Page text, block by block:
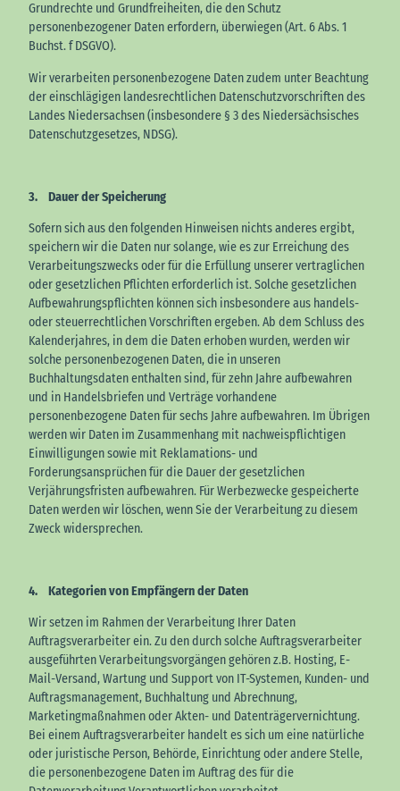
Grundrechte und Grundfreiheiten, die den Schutz
personenbezogener Daten erfordern, überwiegen (Art. 6 Abs. 1
Buchst. f DSGVO).
Wir verarbeiten personenbezogene Daten zudem unter Beachtung
der einschlägigen landesrechtlichen Datenschutzvorschriften des
Landes Niedersachsen (insbesondere § 3 des Niedersächsisches
Datenschutzgesetzes, NDSG).
3. Dauer der Speicherung
Sofern sich aus den folgenden Hinweisen nichts anderes ergibt,
speichern wir die Daten nur solange, wie es zur Erreichung des
Verarbeitungszwecks oder für die Erfüllung unserer vertraglichen
oder gesetzlichen Pflichten erforderlich ist. Solche gesetzlichen
Aufbewahrungspflichten können sich insbesondere aus handels-
oder steuerrechtlichen Vorschriften ergeben. Ab dem Schluss des
Kalenderjahres, in dem die Daten erhoben wurden, werden wir
solche personenbezogenen Daten, die in unseren
Buchhaltungsdaten enthalten sind, für zehn Jahre aufbewahren
und in Handelsbriefen und Verträge vorhandene
personenbezogene Daten für sechs Jahre aufbewahren. Im Übrigen
werden wir Daten im Zusammenhang mit nachweispflichtigen
Einwilligungen sowie mit Reklamations- und
Forderungsansprüchen für die Dauer der gesetzlichen
Verjährungsfristen aufbewahren. Für Werbezwecke gespeicherte
Daten werden wir löschen, wenn Sie der Verarbeitung zu diesem
Zweck widersprechen.
4. Kategorien von Empfängern der Daten
Wir setzen im Rahmen der Verarbeitung Ihrer Daten
Auftragsverarbeiter ein. Zu den durch solche Auftragsverarbeiter
ausgeführten Verarbeitungsvorgängen gehören z.B. Hosting, E-
Mail-Versand, Wartung und Support von IT-Systemen, Kunden- und
Auftragsmanagement, Buchhaltung und Abrechnung,
Marketingmaßnahmen oder Akten- und Datenträgervernichtung.
Bei einem Auftragsverarbeiter handelt es sich um eine natürliche
oder juristische Person, Behörde, Einrichtung oder andere Stelle,
die personenbezogene Daten im Auftrag des für die